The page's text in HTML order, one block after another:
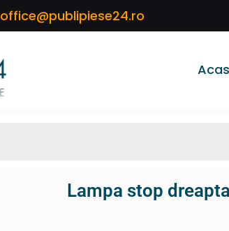
office@publipiese24.ro
Lampa stop